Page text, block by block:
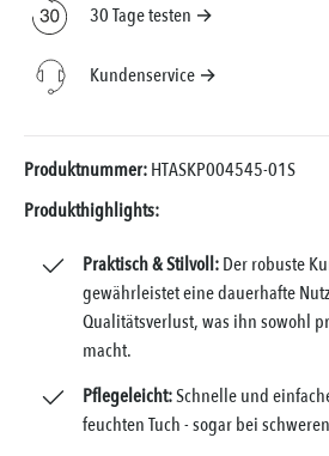
30 Tage testen →
Kundenservice →
Produktnummer:HTASKP004545-01S
Produkthighlights:
Praktisch & Stilvoll:Der robuste
gewährleistet eine dauerhafte
Qualitätsverlust, was ihn sowohl
macht.
Pflegeleicht:Schnelle und
feuchten Tuch - sogar bei